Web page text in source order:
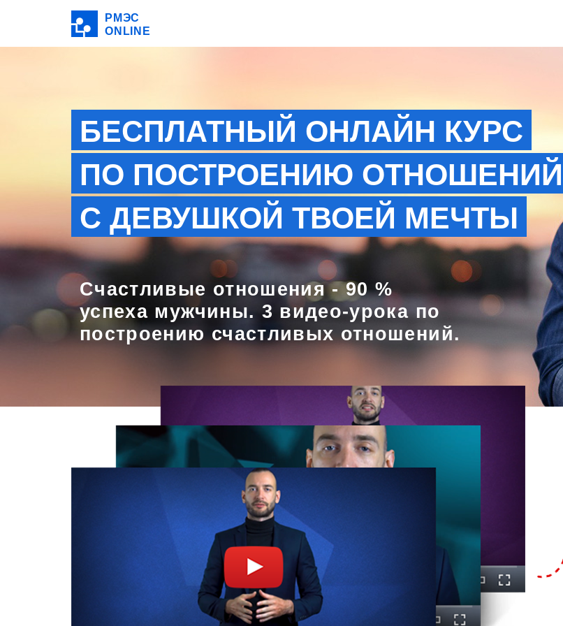
РМЭС
ONLINE
БЕСПЛАТНЫЙ ОНЛАЙН КУРС
ПО ПОСТРОЕНИЮ ОТНОШЕНИЙ
С ДЕВУШКОЙ ТВОЕЙ МЕЧТЫ
Счастливые отношения - 90 %
успеха мужчины. 3 видео-урока по
построению счастливых отношений.